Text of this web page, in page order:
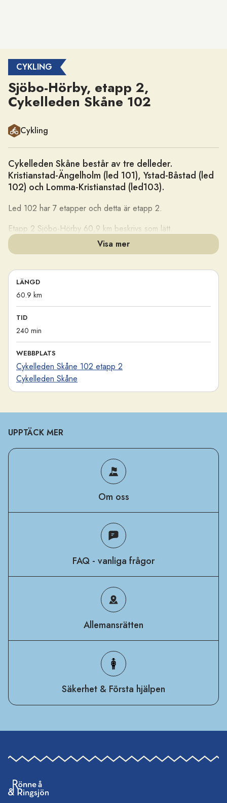
CYKLING
Sjöbo-Hörby, etapp 2,
Cykelleden Skåne 102
Kategori
Cykling
Cykelleden Skåne består av tre delleder.
Kristianstad-Ängelholm (led 101), Ystad-Båstad (led
102) och Lomma-Kristianstad (led103).
Led 102 har 7 etapper och detta är etapp 2.
Etapp 2 Sjöbo-Hörby 60,9 km beskrivs som lätt.
Visa mer
LÄNGD
60.9 km
TID
240 min
WEBBPLATS
Cykelleden Skåne 102 etapp 2
Cykelleden Skåne
UPPTÄCK MER
Om oss
FAQ - vanliga frågor
Allemansrätten
Säkerhet & Första hjälpen